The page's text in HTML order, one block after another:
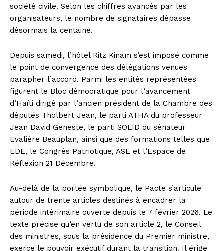
société civile. Selon les chiffres avancés par les
organisateurs, le nombre de signataires dépasse
désormais la centaine.
Depuis samedi, l’hôtel Ritz Kinam s’est imposé comme
le point de convergence des délégations venues
parapher l’accord. Parmi les entités représentées
figurent le Bloc démocratique pour l’avancement
d’Haïti dirigé par l’ancien président de la Chambre des
députés Tholbert Jean, le parti ATHA du professeur
Jean David Geneste, le parti SOLID du sénateur
Evalière Beauplan, ainsi que des formations telles que
EDE, le Congrès Patriotique, ASE et l’Espace de
Réflexion 21 Décembre.
Au-delà de la portée symbolique, le Pacte s’articule
autour de trente articles destinés à encadrer la
période intérimaire ouverte depuis le 7 février 2026. Le
texte précise qu’en vertu de son article 2, le Conseil
des ministres, sous la présidence du Premier ministre,
exerce le pouvoir exécutif durant la transition. Il érige